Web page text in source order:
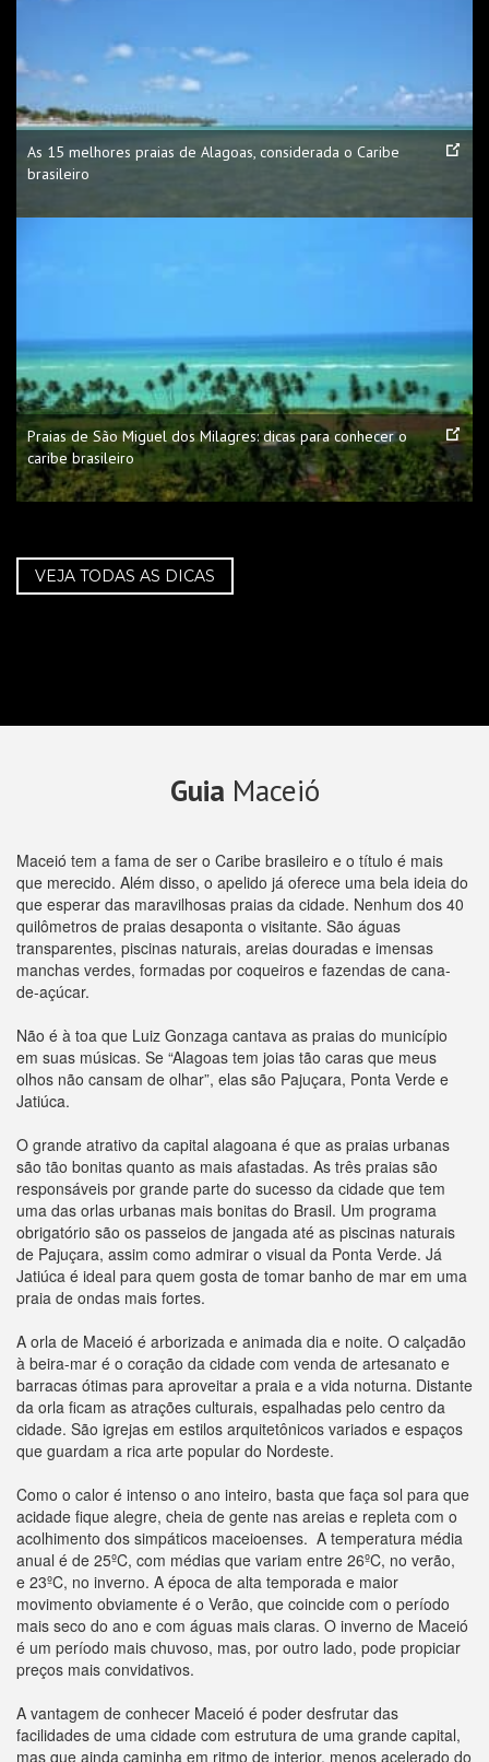
As 15 melhores praias de Alagoas, considerada o Caribe
brasileiro
Praias de São Miguel dos Milagres: dicas para conhecer o
caribe brasileiro
VEJA TODAS AS DICAS
Guia Maceió
Maceió tem a fama de ser o Caribe brasileiro e o título é mais
que merecido. Além disso, o apelido já oferece uma bela ideia do
que esperar das maravilhosas praias da cidade. Nenhum dos 40
quilômetros de praias desaponta o visitante. São águas
transparentes, piscinas naturais, areias douradas e imensas
manchas verdes, formadas por coqueiros e fazendas de cana-
de-açúcar.
Não é à toa que Luiz Gonzaga cantava as praias do município
em suas músicas. Se “Alagoas tem joias tão caras que meus
olhos não cansam de olhar”, elas são Pajuçara, Ponta Verde e
Jatiúca.
O grande atrativo da capital alagoana é que as praias urbanas
são tão bonitas quanto as mais afastadas. As três praias são
responsáveis por grande parte do sucesso da cidade que tem
uma das orlas urbanas mais bonitas do Brasil. Um programa
obrigatório são os passeios de jangada até as piscinas naturais
de Pajuçara, assim como admirar o visual da Ponta Verde. Já
Jatiúca é ideal para quem gosta de tomar banho de mar em uma
praia de ondas mais fortes.
A orla de Maceió é arborizada e animada dia e noite. O calçadão
à beira-mar é o coração da cidade com venda de artesanato e
barracas ótimas para aproveitar a praia e a vida noturna. Distante
da orla ficam as atrações culturais, espalhadas pelo centro da
cidade. São igrejas em estilos arquitetônicos variados e espaços
que guardam a rica arte popular do Nordeste.
Como o calor é intenso o ano inteiro, basta que faça sol para que
acidade fique alegre, cheia de gente nas areias e repleta com o
acolhimento dos simpáticos maceioenses. A temperatura média
anual é de 25ºC, com médias que variam entre 26ºC, no verão,
e 23ºC, no inverno. A época de alta temporada e maior
movimento obviamente é o Verão, que coincide com o período
mais seco do ano e com águas mais claras. O inverno de Maceió
é um período mais chuvoso, mas, por outro lado, pode propiciar
preços mais convidativos.
A vantagem de conhecer Maceió é poder desfrutar das
facilidades de uma cidade com estrutura de uma grande capital,
mas que ainda caminha em ritmo de interior, menos acelerado do